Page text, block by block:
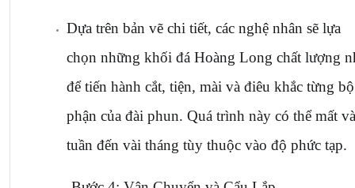
Dựa trên bản vẽ chi tiết, các nghệ nhân sẽ lựa
chọn những khối đá Hoàng Long chất lượng
để tiến hành cắt, tiện, mài và điêu khắc từng bộ
phận của đài phun. Quá trình này có thể mất
tuần đến vài tháng tùy thuộc vào độ phức tạp.